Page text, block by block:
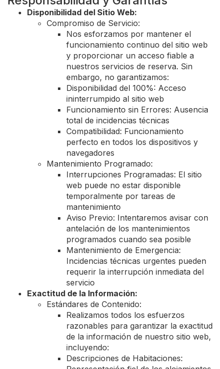
Disponibilidad del Sitio Web:
Compromiso de Servicio:
Nos esforzamos por mantener el
funcionamiento continuo del sitio web
y proporcionar un acceso fiable a
nuestros servicios de reserva. Sin
embargo, no garantizamos:
Disponibilidad del 100%: Acceso
ininterrumpido al sitio web
Funcionamiento sin Errores: Ausencia
total de incidencias técnicas
Compatibilidad: Funcionamiento
perfecto en todos los dispositivos y
navegadores
Mantenimiento Programado:
Interrupciones Programadas: El sitio
web puede no estar disponible
temporalmente por tareas de
mantenimiento
Aviso Previo: Intentaremos avisar con
antelación de los mantenimientos
programados cuando sea posible
Mantenimiento de Emergencia:
Incidencias técnicas urgentes pueden
requerir la interrupción inmediata del
servicio
Exactitud de la Información:
Estándares de Contenido:
Realizamos todos los esfuerzos
razonables para garantizar la exactitud
de la información de nuestro sitio web,
incluyendo:
Descripciones de Habitaciones: